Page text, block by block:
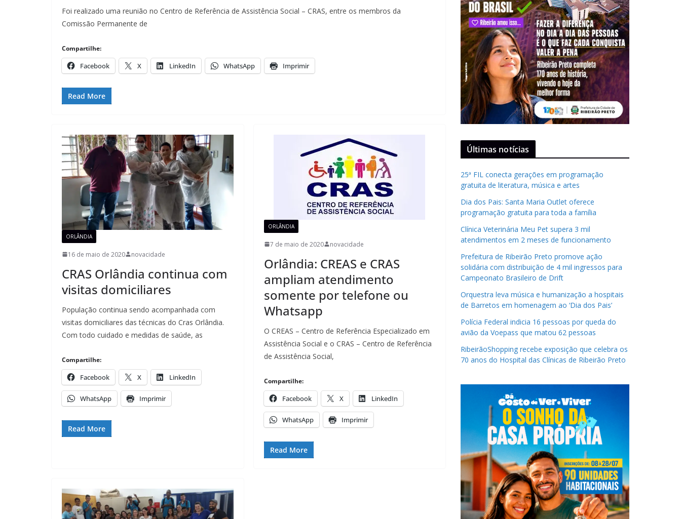
Foi realizado uma reunião no Centro de Referência de Assistência Social – CRAS, entre os membros da
Comissão Permanente de
Compartilhe:
Facebook X LinkedIn WhatsApp Imprimir
Read More
ORLÂNDIA
16 de maio de 2020 novacidade
CRAS Orlândia continua com
visitas domiciliares
População continua sendo acompanhada com
visitas domiciliares das técnicas do Cras Orlândia.
Com todo cuidado e medidas de saúde, as
Compartilhe:
Facebook X LinkedIn
WhatsApp Imprimir
Read More
ORLÂNDIA
7 de maio de 2020 novacidade
Orlândia: CREAS e CRAS
ampliam atendimento
somente por telefone ou
Whatsapp
O CREAS – Centro de Referência Especializado em
Assistência Social e o CRAS – Centro de Referência
de Assistência Social,
Compartilhe:
Facebook X LinkedIn
WhatsApp Imprimir
Read More
Últimas notícias
25ª FIL conecta gerações em programação
gratuita de literatura, música e artes
Dia dos Pais: Santa Maria Outlet oferece
programação gratuita para toda a família
Clínica Veterinária Meu Pet supera 3 mil
atendimentos em 2 meses de funcionamento
Prefeitura de Ribeirão Preto promove ação
solidária com distribuição de 4 mil ingressos para
Campeonato Brasileiro de Drift
Orquestra leva música e humanização a hospitais
de Barretos em homenagem ao ‘Dia dos Pais’
Polícia Federal indicia 16 pessoas por queda do
avião da Voepass que matou 62 pessoas
RibeirãoShopping recebe exposição que celebra os
70 anos do Hospital das Clínicas de Ribeirão Preto